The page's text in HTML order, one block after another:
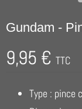
Gundam -
9,95 € TTC
Type : pince